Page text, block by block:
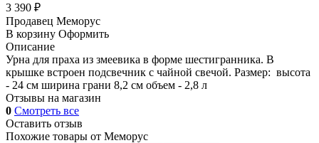
3 390 ₽
Продавец Меморус
В корзину Оформить
Описание
Урна для праха из змеевика в форме шестигранника. В
крышке встроен подсвечник с чайной свечой. Размер: высота
- 24 см ширина грани 8,2 см объем - 2,8 л
Отзывы на магазин
0 Смотреть все
Оставить отзыв
Похожие товары от Меморус